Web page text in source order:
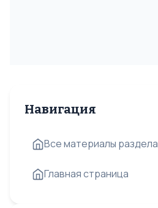
Навигация
Все материалы раздела
Главная страница